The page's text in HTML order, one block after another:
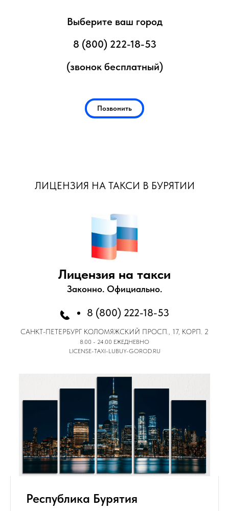
Выберите ваш город
8 (800) 222-18-53
(звонок бесплатный)
Позвонить
ЛИЦЕНЗИЯ НА ТАКСИ В БУРЯТИИ
Лицензия на такси
Законно. Официально.
8 (800) 222-18-53
САНКТ-ПЕТЕРБУРГ КОЛОМЯЖСКИЙ ПРОСП., 17, КОРП. 2
8:00 - 24:00 ЕЖЕДНЕВНО
LICENSE-TAXI-LUBUY-GOROD.RU
Республика Бурятия